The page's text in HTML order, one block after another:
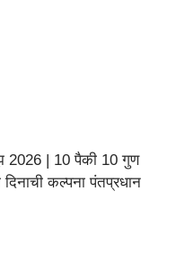
2026 | 10 पैकी 10 गुण
कल्पना पंतप्रधान